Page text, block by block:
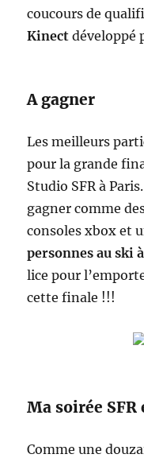
coucours de
Kinect développé
A gagner
Les meilleurs
pour la grande
Studio SFR à
gagner comme
consoles xbox et
personnes au ski
lice pour
cette finale !!!
Ma soirée
Comme une